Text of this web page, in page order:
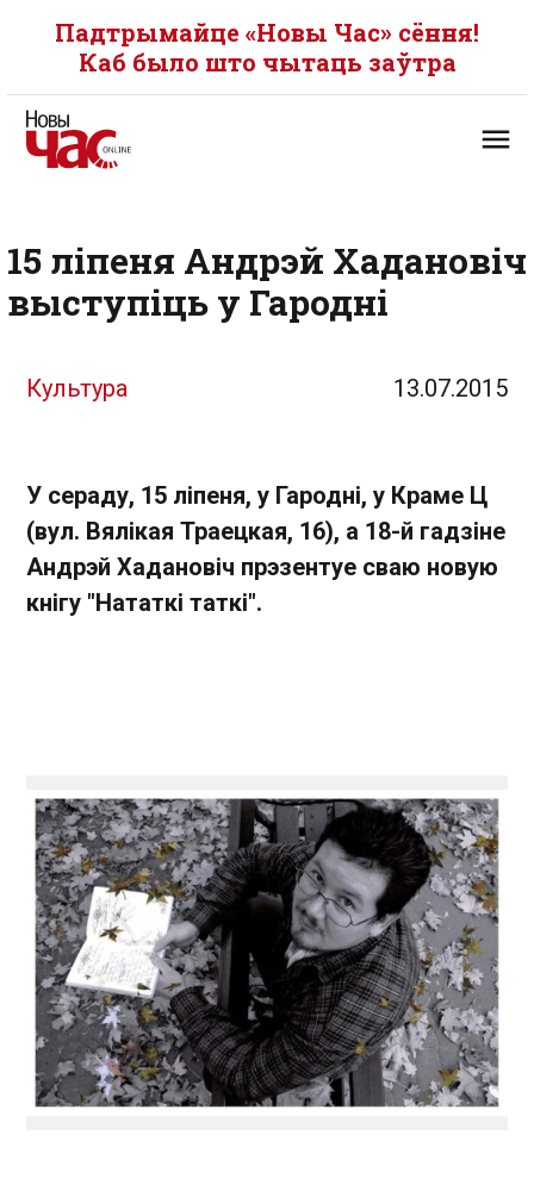
Падтрымайце «Новы Час» сёння!
Каб было што чытаць заўтра
15 ліпеня Андрэй Хадановіч
выступіць у Гародні
Культура 13.07.2015
У сераду, 15 ліпеня, у Гародні, у Краме Ц
(вул. Вялікая Траецкая, 16), а 18-й гадзіне
Андрэй Хадановіч прэзентуе сваю новую
кнігу "Нататкі таткі".